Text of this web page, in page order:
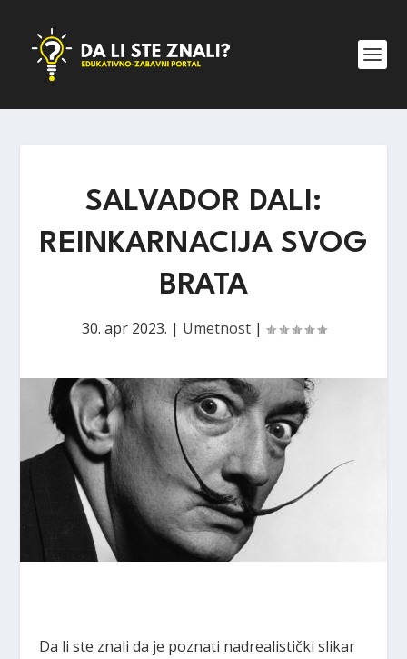
SALVADOR DALI:
REINKARNACIJA SVOG
BRATA
30. apr 2023. | Umetnost|
Da li ste znali da je poznati nadrealistički slikar